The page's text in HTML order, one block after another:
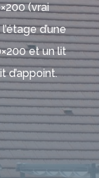
(vrai
d’une
et un lit
d’appoint.